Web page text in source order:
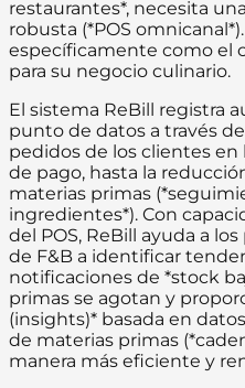
restaurantes*, necesita
robusta (*POS omnicanal*).
específicamente como el
para su negocio culinario.
El sistema ReBill registra
punto de datos a través
pedidos de los clientes en
de pago, hasta la
materias primas
ingredientes*). Con
del POS, ReBill ayuda a
de F&B a identificar
notificaciones de *stock
primas se agotan y
(insights)* basada en
de materias primas
manera más eficiente y